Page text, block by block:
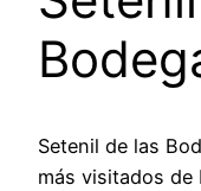
Setenil de las
más visitados de